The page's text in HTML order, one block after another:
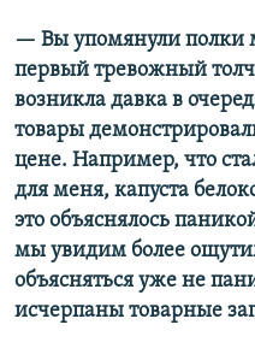
— Вы упомянули полки
первый тревожный
возникла давка в
товары
цене. Например, что
для меня, капуста
это объяснялось
мы увидим более
объясняться уже не
исчерпаны товарные